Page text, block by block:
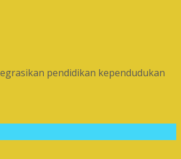
pendidikan kependudukan